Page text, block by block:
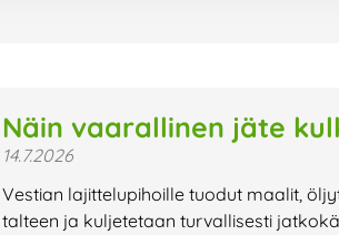
Näin vaarallinen jäte
14.7.2026
Vestian lajittelupihoille tuodut maalit,
talteen ja kuljetetaan turvallisesti